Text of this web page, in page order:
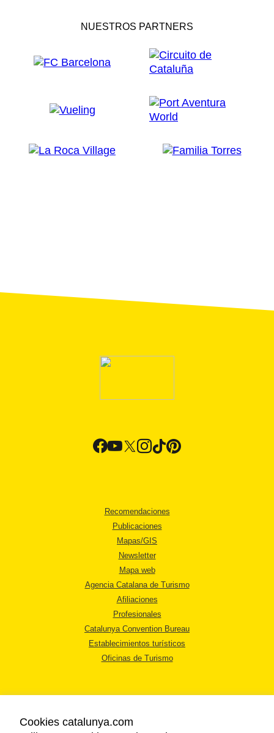
NUESTROS PARTNERS
Recomendaciones
Publicaciones
Mapas/GIS
Newsletter
Mapa web
Agencia Catalana de Turismo
Afiliaciones
Profesionales
Catalunya Convention Bureau
Establecimientos turísticos
Oficinas de Turismo
Cookies catalunya.com